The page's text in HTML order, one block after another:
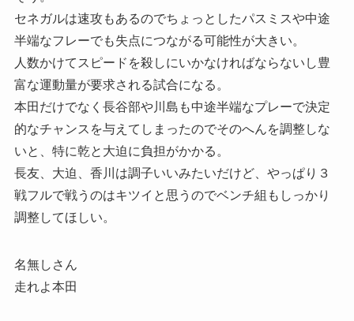
セネガルは速攻もあるのでちょっとしたパスミスや中途
半端なフレーでも失点につながる可能性が大きい。
人数かけてスピードを殺しにいかなければならないし豊
富な運動量が要求される試合になる。
本田だけでなく長谷部や川島も中途半端なプレーで決定
的なチャンスを与えてしまったのでそのへんを調整しな
いと、特に乾と大迫に負担がかかる。
長友、大迫、香川は調子いいみたいだけど、やっぱり３
戦フルで戦うのはキツイと思うのでベンチ組もしっかり
調整してほしい。
名無しさん
走れよ本田